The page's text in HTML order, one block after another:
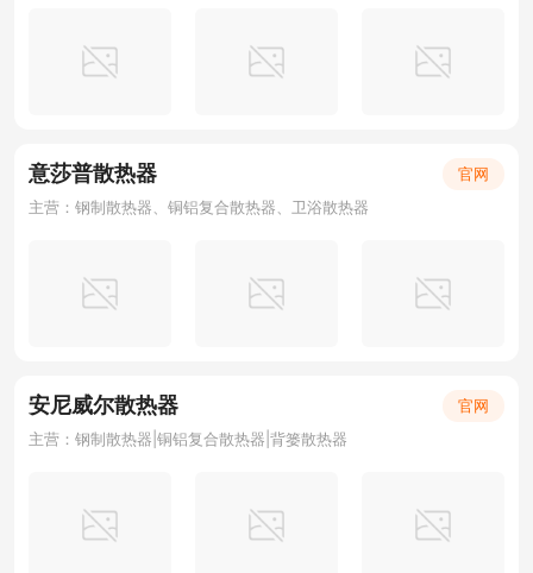
意莎普散热器
官网
主营：钢制散热器、铜铝复合散热器、卫浴散热器
安尼威尔散热器
官网
主营：钢制散热器|铜铝复合散热器|背篓散热器